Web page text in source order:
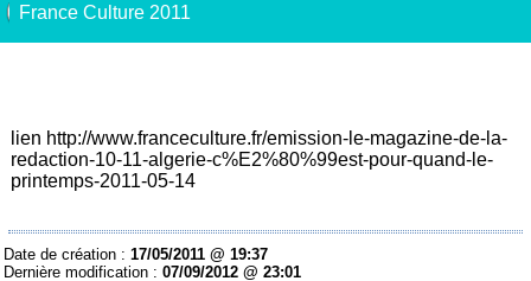
France Culture 2011
lien http://www.franceculture.fr/emission-le-magazine-de-la-
redaction-10-11-algerie-c%E2%80%99est-pour-quand-le-
printemps-2011-05-14
Date de création :17/05/2011 @ 19:37
Dernière modification :07/09/2012 @ 23:01